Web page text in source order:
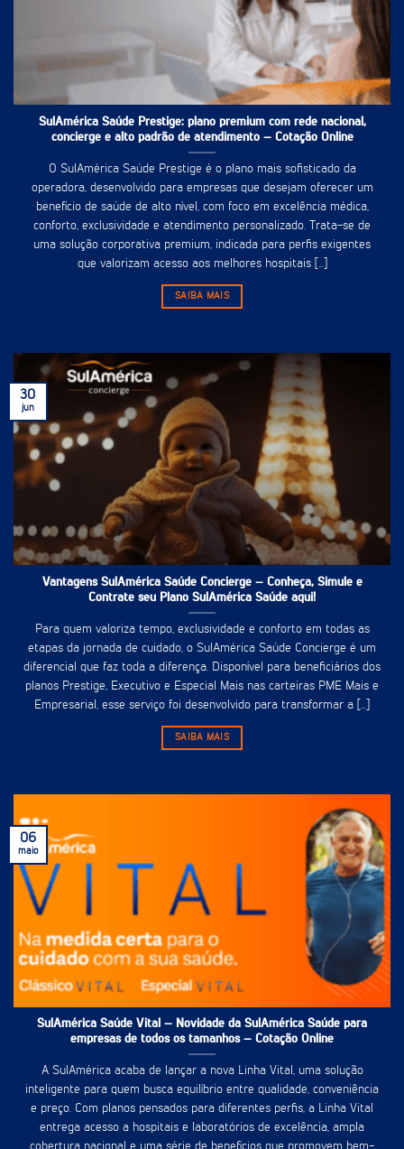
SulAmérica Saúde Prestige: plano premium com rede nacional,
concierge e alto padrão de atendimento – Cotação Online
O SulAmérica Saúde Prestige é o plano mais sofisticado da
operadora, desenvolvido para empresas que desejam oferecer um
benefício de saúde de alto nível, com foco em excelência médica,
conforto, exclusividade e atendimento personalizado. Trata-se de
uma solução corporativa premium, indicada para perfis exigentes
que valorizam acesso aos melhores hospitais [...]
SAIBA MAIS
Vantagens SulAmérica Saúde Concierge – Conheça, Simule e
Contrate seu Plano SulAmérica Saúde aqui!
Para quem valoriza tempo, exclusividade e conforto em todas as
etapas da jornada de cuidado, o SulAmérica Saúde Concierge é um
diferencial que faz toda a diferença. Disponível para beneficiários dos
planos Prestige, Executivo e Especial Mais nas carteiras PME Mais e
Empresarial, esse serviço foi desenvolvido para transformar a [...]
SAIBA MAIS
30
jun
SulAmérica Saúde Vital – Novidade da SulAmérica Saúde para
empresas de todos os tamanhos – Cotação Online
A SulAmérica acaba de lançar a nova Linha Vital, uma solução
inteligente para quem busca equilíbrio entre qualidade, conveniência
e preço. Com planos pensados para diferentes perfis, a Linha Vital
entrega acesso a hospitais e laboratórios de excelência, ampla
cobertura nacional e uma série de benefícios que promovem bem-
06
maio